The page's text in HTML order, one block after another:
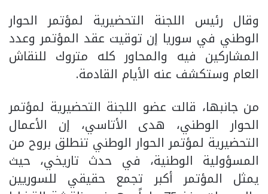
وقال رئيس اللجنة التحضيرية لمؤتمر الحوار
الوطني في سوريا إن توقيت عقد المؤتمر وعدد
المشاركين فيه والمحاور كله متروك للنقاش
العام وستكشف عنه الأيام القادمة.
من جانبها، قالت عضو اللجنة التحضيرية لمؤتمر
الحوار الوطني، هدى الأتاسي، إن الأعمال
التحضيرية لمؤتمر الحوار الوطني تنطلق بروح من
المسؤولية الوطنية، في حدث تاريخي، حيث
يمثل المؤتمر أكبر تجمع حقيقي للسوريين